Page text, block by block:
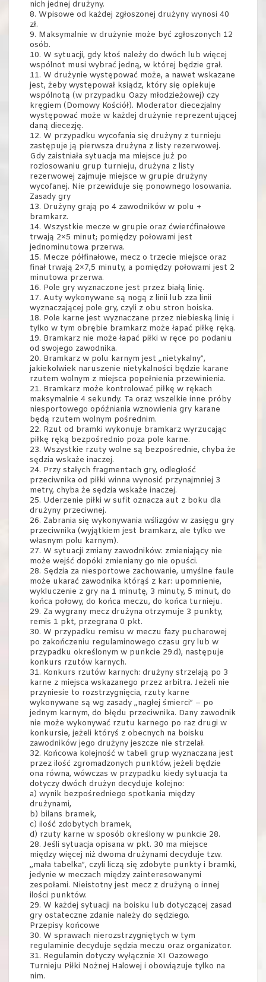
nich jednej drużyny.
8. Wpisowe od każdej zgłoszonej drużyny wynosi 40
zł.
9. Maksymalnie w drużynie może być zgłoszonych 12
osób.
10. W sytuacji, gdy ktoś należy do dwóch lub więcej
wspólnot musi wybrać jedną, w której będzie grał.
11. W drużynie występować może, a nawet wskazane
jest, żeby występował ksiądz, który się opiekuje
wspólnotą (w przypadku Oazy młodzieżowej) czy
kręgiem (Domowy Kościół). Moderator diecezjalny
występować może w każdej drużynie reprezentującej
daną diecezję.
12. W przypadku wycofania się drużyny z turnieju
zastępuje ją pierwsza drużyna z listy rezerwowej.
Gdy zaistniała sytuacja ma miejsce już po
rozlosowaniu grup turnieju, drużyna z listy
rezerwowej zajmuje miejsce w grupie drużyny
wycofanej. Nie przewiduje się ponownego losowania.
Zasady gry
13. Drużyny grają po 4 zawodników w polu +
bramkarz.
14. Wszystkie mecze w grupie oraz ćwierćfinałowe
trwają 2×5 minut; pomiędzy połowami jest
jednominutowa przerwa.
15. Mecze półfinałowe, mecz o trzecie miejsce oraz
finał trwają 2×7,5 minuty, a pomiędzy połowami jest 2
minutowa przerwa.
16. Pole gry wyznaczone jest przez białą linię.
17. Auty wykonywane są nogą z linii lub zza linii
wyznaczającej pole gry, czyli z obu stron boiska.
18. Pole karne jest wyznaczane przez niebieską linię i
tylko w tym obrębie bramkarz może łapać piłkę ręką.
19. Bramkarz nie może łapać piłki w ręce po podaniu
od swojego zawodnika.
20. Bramkarz w polu karnym jest „nietykalny”,
jakiekolwiek naruszenie nietykalności będzie karane
rzutem wolnym z miejsca popełnienia przewinienia.
21. Bramkarz może kontrolować piłkę w rękach
maksymalnie 4 sekundy. Ta oraz wszelkie inne próby
niesportowego opóźniania wznowienia gry karane
będą rzutem wolnym pośrednim.
22. Rzut od bramki wykonuje bramkarz wyrzucając
piłkę ręką bezpośrednio poza pole karne.
23. Wszystkie rzuty wolne są bezpośrednie, chyba że
sędzia wskaże inaczej.
24. Przy stałych fragmentach gry, odległość
przeciwnika od piłki winna wynosić przynajmniej 3
metry, chyba że sędzia wskaże inaczej.
25. Uderzenie piłki w sufit oznacza aut z boku dla
drużyny przeciwnej.
26. Zabrania się wykonywania wślizgów w zasięgu gry
przeciwnika (wyjątkiem jest bramkarz, ale tylko we
własnym polu karnym).
27. W sytuacji zmiany zawodników: zmieniający nie
może wejść dopóki zmieniany go nie opuści.
28. Sędzia za niesportowe zachowanie, umyślne faule
może ukarać zawodnika którąś z kar: upomnienie,
wykluczenie z gry na 1 minutę, 3 minuty, 5 minut, do
końca połowy, do końca meczu, do końca turnieju.
29. Za wygrany mecz drużyna otrzymuje 3 punkty,
remis 1 pkt, przegrana 0 pkt.
30. W przypadku remisu w meczu fazy pucharowej
po zakończeniu regulaminowego czasu gry lub w
przypadku określonym w punkcie 29.d), następuje
konkurs rzutów karnych.
31. Konkurs rzutów karnych: drużyny strzelają po 3
karne z miejsca wskazanego przez arbitra. Jeżeli nie
przyniesie to rozstrzygnięcia, rzuty karne
wykonywane są wg zasady „nagłej śmierci” – po
jednym karnym, do błędu przeciwnika. Dany zawodnik
nie może wykonywać rzutu karnego po raz drugi w
konkursie, jeżeli któryś z obecnych na boisku
zawodników jego drużyny jeszcze nie strzelał.
32. Końcowa kolejność w tabeli grup wyznaczana jest
przez ilość zgromadzonych punktów, jeżeli będzie
ona równa, wówczas w przypadku kiedy sytuacja ta
dotyczy dwóch drużyn decyduje kolejno:
a) wynik bezpośredniego spotkania między
drużynami,
b) bilans bramek,
c) ilość zdobytych bramek,
d) rzuty karne w sposób określony w punkcie 28.
28. Jeśli sytuacja opisana w pkt. 30 ma miejsce
między więcej niż dwoma drużynami decyduje tzw.
„mała tabelka”, czyli liczą się zdobyte punkty i bramki,
jedynie w meczach między zainteresowanymi
zespołami. Nieistotny jest mecz z drużyną o innej
ilości punktów.
29. W każdej sytuacji na boisku lub dotyczącej zasad
gry ostateczne zdanie należy do sędziego.
Przepisy końcowe
30. W sprawach nierozstrzygniętych w tym
regulaminie decyduje sędzia meczu oraz organizator.
31. Regulamin dotyczy wyłącznie XI Oazowego
Turnieju Piłki Nożnej Halowej i obowiązuje tylko na
nim.